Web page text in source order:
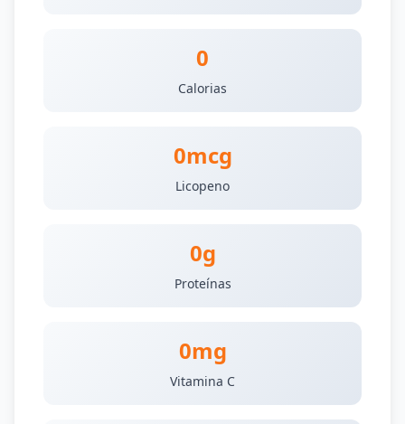
0
Calorias
0mcg
Licopeno
0g
Proteínas
0mg
Vitamina C